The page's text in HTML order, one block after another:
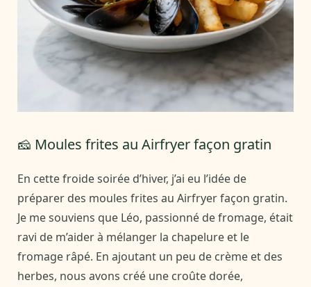
🧀 Moules frites au Airfryer façon gratin
En cette froide soirée d’hiver, j’ai eu l’idée de
préparer des moules frites au Airfryer façon gratin.
Je me souviens que Léo, passionné de fromage, était
ravi de m’aider à mélanger la chapelure et le
fromage râpé. En ajoutant un peu de crème et des
herbes, nous avons créé une croûte dorée,